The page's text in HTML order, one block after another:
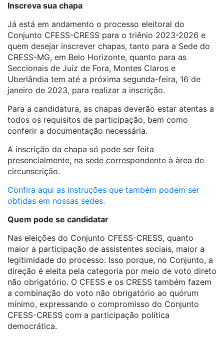
Inscreva sua chapa
Já está em andamento o processo eleitoral do
Conjunto CFESS-CRESS para o triênio 2023-2026 e
quem desejar inscrever chapas, tanto para a Sede do
CRESS-MG, em Belo Horizonte, quanto para as
Seccionais de Juiz de Fora, Montes Claros e
Uberlândia tem até a próxima segunda-feira, 16 de
janeiro de 2023, para realizar a inscrição.
Para a candidatura, as chapas deverão estar atentas a
todos os requisitos de participação, bem como
conferir a documentação necessária.
A inscrição da chapa só pode ser feita
presencialmente, na sede correspondente à àrea de
circunscrição.
Confira aqui as instruções que também podem ser
obtidas em nossas sedes.
Quem pode se candidatar
Nas eleições do Conjunto CFESS-CRESS, quanto
maior a participação de assistentes sociais, maior a
legitimidade do processo. Isso porque, no Conjunto, a
direção é eleita pela categoria por meio de voto direto
não obrigatório. O CFESS e os CRESS também fazem
a combinação do voto não obrigatório ao quórum
mínimo, expressando o compromisso do Conjunto
CFESS-CRESS com a participação política
democrática.